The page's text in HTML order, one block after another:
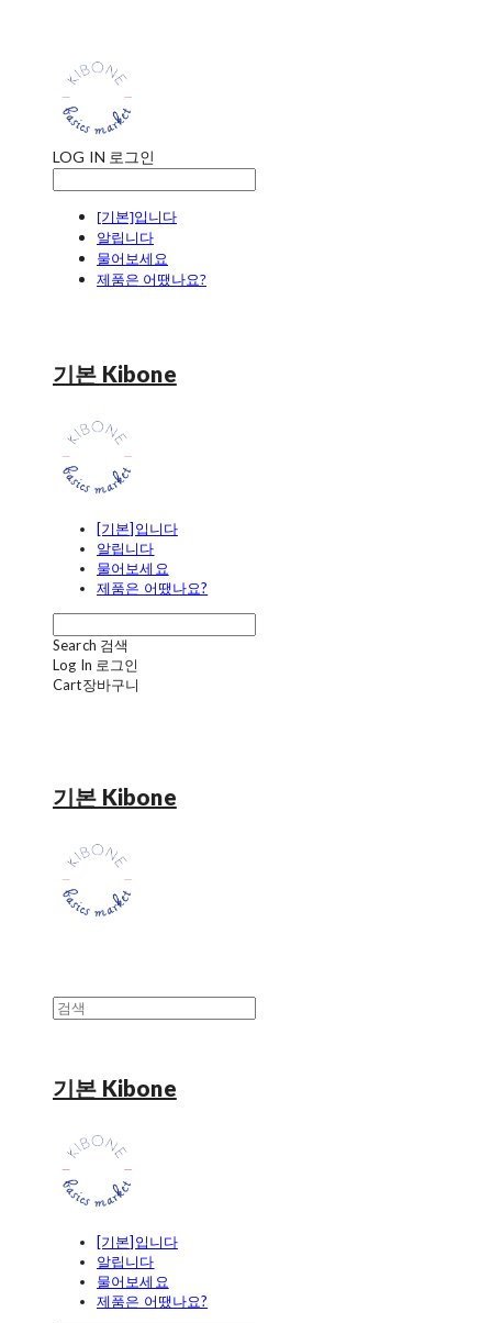
LOG IN 로그인
[기본]입니다
알립니다
물어보세요
제품은 어땠나요?
기본 Kibone
[기본]입니다
알립니다
물어보세요
제품은 어땠나요?
Search 검색
Log In 로그인
Cart장바구니
기본 Kibone
기본 Kibone
[기본]입니다
알립니다
물어보세요
제품은 어땠나요?